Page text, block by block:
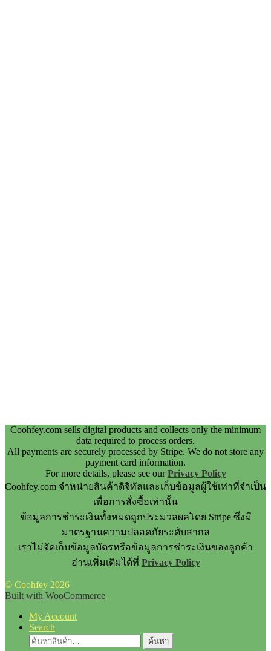
Coohfey.com sells digital products and collects only the minimum
data required to process orders.
All payments are securely processed by Stripe. We do not store any
payment card information.
For more details, please see ourPrivacy Policy
Coohfey.com จำหน่ายสินค้าดิจิทัลและเก็บข้อมูลผู้ใช้เท่าที่จำเป็น
เพื่อการสั่งซื้อเท่านั้น
ข้อมูลการชำระเงินทั้งหมดถูกประมวลผลโดย Stripe ซึ่งมี
มาตรฐานความปลอดภัยระดับสากล
เราไม่จัดเก็บข้อมูลบัตรหรือข้อมูลการชำระเงินของลูกค้า
อ่านเพิ่มเติมได้ที่ Privacy Policy
© Coohfey 2026
Built with WooCommerce.
My Account
Search
ค้นหา:
ค้นหา